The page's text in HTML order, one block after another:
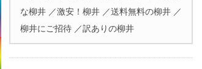
な柳井 ／激安！柳井 ／送料無料の柳井 ／
柳井にご招待 ／訳ありの柳井